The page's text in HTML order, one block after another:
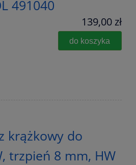
491040
139,00 zł
do koszyka
krążkowy do
trzpień 8 mm, HW